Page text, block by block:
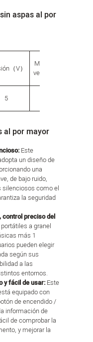
aspas al por
（V）
Modo de
velocidad
5
al por mayor
Este
un diseño de
una
de bajo ruido,
silenciosos como el
la seguridad
control preciso del
a granel
más 1
pueden elegir
según sus
a las
entornos.
y fácil de usar:Este
equipado con
de encendido /
información de
de comprobar la
y mejorar la